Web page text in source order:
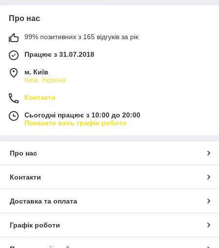
Про нас
99% позитивних з 165 відгуків за рік
Працює з 31.07.2018
м. Київ
Київ, Україна
Контакти
Сьогодні працює з 10:00 до 20:00
Показати весь графік роботи
Про нас
Контакти
Доставка та оплата
Графік роботи